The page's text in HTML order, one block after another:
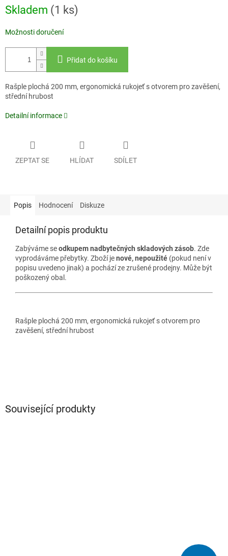
cena:
Skladem (1 ks)
Možnosti doručení
Přidat do košíku
Rašple plochá 200 mm, ergonomická rukojeť s otvorem pro zavěšení,
střední hrubost
Detailní informace
ZEPTAT SE HLÍDAT SDÍLET
Popis Hodnocení Diskuze
Detailní popis produktu
Zabýváme seodkupem nadbytečných skladových zásob. Zde
vyprodáváme přebytky. Zboží jenové, nepoužité (pokud není v
popisu uvedeno jinak) a pochází ze zrušené prodejny. Může být
poškozený obal.
Rašple plochá 200 mm, ergonomická rukojeť s otvorem pro
zavěšení, střední hrubost
Související produkty